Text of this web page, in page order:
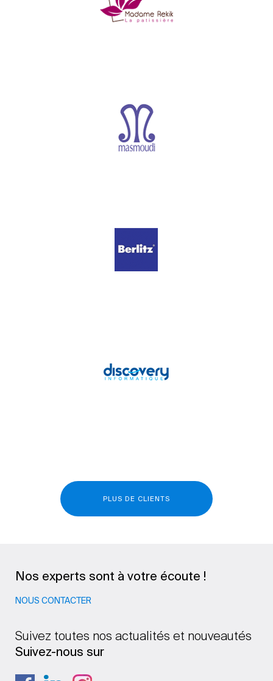
PLUS DE CLIENTS
Nos experts sont à votre écoute !
NOUS CONTACTER
Suivez toutes nos actualités et nouveautés
Suivez-nous sur